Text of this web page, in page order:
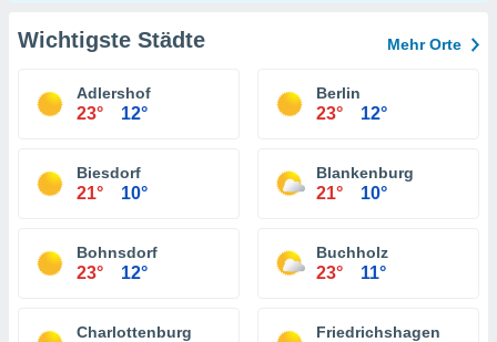
Wichtigste Städte Mehr Orte
Adlershof
23° 12°
Berlin
23° 12°
Biesdorf
21° 10°
Blankenburg
21° 10°
Bohnsdorf
23° 12°
Buchholz
23° 11°
Charlottenburg Friedrichshagen